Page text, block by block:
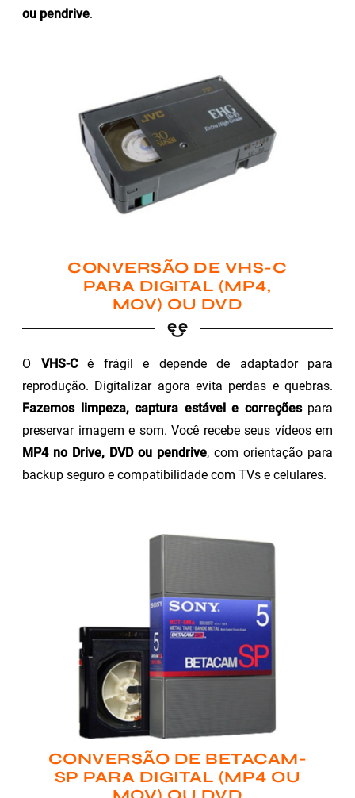
ou pendrive.
CONVERSÃO DE VHS-C
PARA DIGITAL (MP4,
MOV) OU DVD
O VHS-Cé frágil e depende de adaptador para
reprodução. Digitalizar agora evita perdas e quebras.
Fazemos limpeza, captura estável e correçõespara
preservar imagem e som. Você recebe seus vídeos em
MP4 no Drive, DVD ou pendrive, com orientação para
backup seguro e compatibilidade com TVs e celulares.
CONVERSÃO DE BETACAM-
SP PARA DIGITAL (MP4 OU